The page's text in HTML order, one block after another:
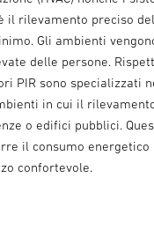
rilevamento preciso
Gli ambienti
delle persone.
PIR sono specializzati
in cui il
o edifici pubblici.
il consumo
confortevole.